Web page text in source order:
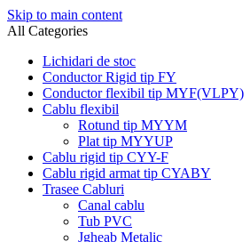
Skip to main content
All Categories
Lichidari de stoc
Conductor Rigid tip FY
Conductor flexibil tip MYF(VLPY)
Cablu flexibil
Rotund tip MYYM
Plat tip MYYUP
Cablu rigid tip CYY-F
Cablu rigid armat tip CYABY
Trasee Cabluri
Canal cablu
Tub PVC
Jgheab Metalic